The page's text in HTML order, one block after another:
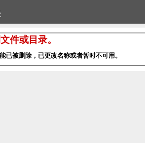
件或目录。
已被删除，已更改名称或者暂时不可用。